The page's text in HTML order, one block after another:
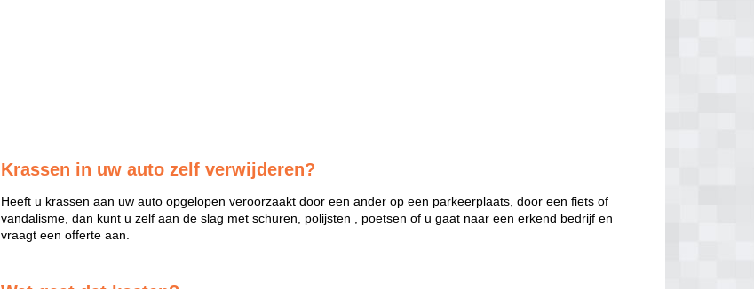
Krassen in uw auto zelf verwijderen?
Heeft u krassen aan uw auto opgelopen veroorzaakt door een ander op een parkeerplaats, door een fiets of
vandalisme, dan kunt u zelf aan de slag met schuren, polijsten , poetsen of u gaat naar een erkend bedrijf en
vraagt een offerte aan.